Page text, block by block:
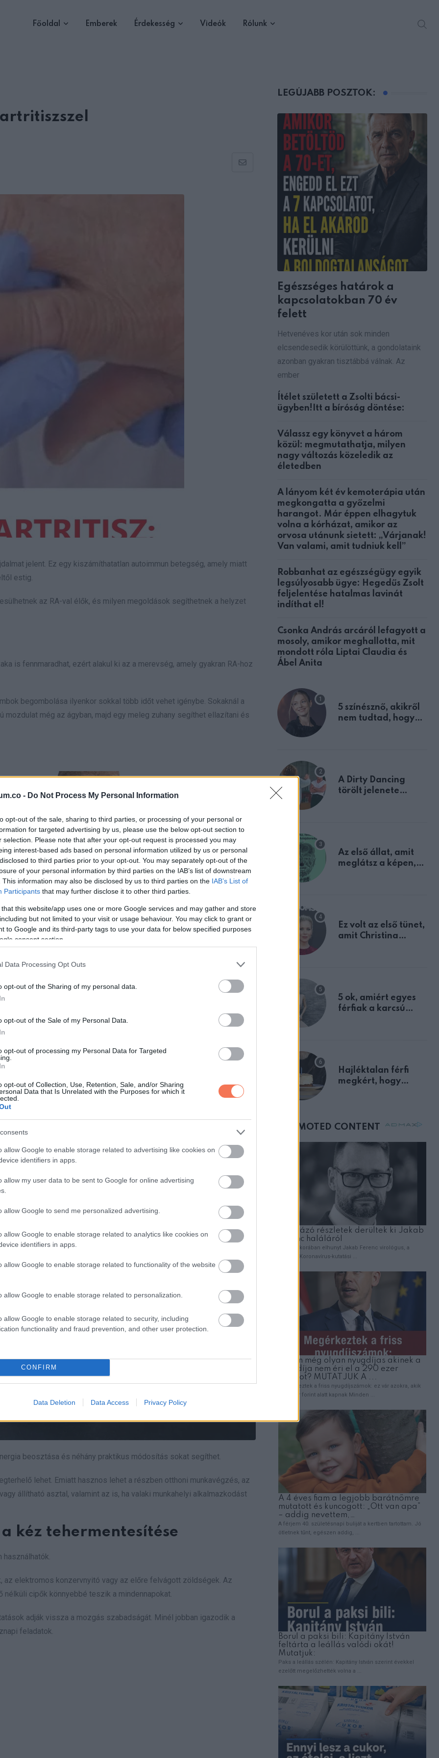
- Do Not Process My Personal Information
opt-out of the sale, sharing to third parties, or processing of your personal or
for targeted advertising by us, please use the below opt-out section to
selection. Please note that after your opt-out request is processed you may
interest-based ads based on personal information utilized by us or personal
to third parties prior to your opt-out. You may separately opt-out of the
of your personal information by third parties on the IAB’s list of downstream
This information may also be disclosed by us to third parties on the IAB’s List of
Participants that may further disclose it to other third parties.
that this website/app uses one or more Google services and may gather and store
but not limited to your visit or usage behaviour. You may click to grant or
to Google and its third-party tags to use your data for below specified purposes
consent section.
Data Processing Opt Outs
opt-out of the Sharing of my personal data.
opt-out of the Sale of my Personal Data.
opt-out of processing my Personal Data for Targeted
opt-out of Collection, Use, Retention, Sale, and/or Sharing
Data that Is Unrelated with the Purposes for which it
allow Google to enable storage related to advertising like cookies on
identifiers in apps.
allow my user data to be sent to Google for online advertising
allow Google to send me personalized advertising.
allow Google to enable storage related to analytics like cookies on
identifiers in apps.
allow Google to enable storage related to functionality of the website
allow Google to enable storage related to personalization.
allow Google to enable storage related to security, including
functionality and fraud prevention, and other user protection.
CONFIRM
Data Deletion Data Access Privacy Policy
Főoldal Emberek Érdekesség Videók Rólunk
Share
jelent. Ez egy kiszámíthatatlan autoimmun betegség, amely miatt
estig.
az RA-val élők, és milyen megoldások segíthetnek a helyzet
is fennmaradhat, ezért alakul ki az a merevség, amely gyakran RA-hoz
begombolása ilyenkor sokkal több időt vehet igénybe. Sokaknál a
még az ágyban, majd egy meleg zuhany segíthet ellazítani és
kimerültség az egész testet érinti, mert az immunrendszer
olyan fáradtságot, amelyet egy rövid pihenés vagy szundítás sem old
napokon túl sok feladat gyűlik össze, az másnap visszaüthet, ezért
beosztása és néhány praktikus módosítás sokat segíthet.
lehet. Emiatt hasznos lehet a részben otthoni munkavégzés, az
állítható asztal, valamint az is, ha valaki munkahelyi alkalmazkodást
kéz tehermentesítése
használhatók.
elektromos konzervnyitó vagy az előre felvágott zöldségek. Az
cipők könnyebbé teszik a mindennapokat.
adják vissza a mozgás szabadságát. Minél jobban igazodik a
feladatok.
LEGÚJABB POSZTOK:
Egészséges határok a
kapcsolatokban 70 év
felett
Hetvenéves kor után sok minden
elcsendesedik körülöttünk, a gondolataink
azonban gyakran tisztábbá válnak. Az
ember
Ítélet született a Zsolti bácsi-
ügyben!Itt a bíróság döntése:
Válassz egy könyvet a három
közül: megmutathatja, milyen
nagy változás közeledik az
életedben
A lányom két év kemoterápia után
megkongatta a győzelmi
harangot. Már éppen elhagytuk
volna a kórházat, amikor az
orvosa utánunk sietett: „Várjanak!
Van valami, amit tudniuk kell”
Robbanhat az egészségügy egyik
legsúlyosabb ügye: Hegedűs Zsolt
feljelentése hatalmas lavinát
indíthat el!
Csonka András arcáról lefagyott a
mosoly, amikor meghallotta, mit
mondott róla Liptai Claudia és
Ábel Anita
5 színésznő, akikről
nem tudtad, hogy
A Dirty Dancing
törölt jelenete
Az első állat, amit
meglátsz a képen,
Ez volt az első tünet,
amit Christina
5 ok, amiért egyes
férfiak a karcsú
Hajléktalan férfi
megkért, hogy
mellettem ült az első